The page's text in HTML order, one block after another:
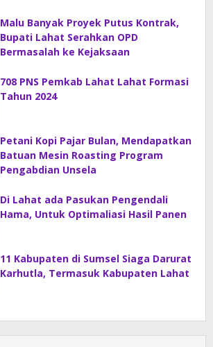
Malu Banyak Proyek Putus Kontrak,
Bupati Lahat Serahkan OPD
Bermasalah ke Kejaksaan
708 PNS Pemkab Lahat Lahat Formasi
Tahun 2024
Petani Kopi Pajar Bulan, Mendapatkan
Batuan Mesin Roasting Program
Pengabdian Unsela
Di Lahat ada Pasukan Pengendali
Hama, Untuk Optimaliasi Hasil Panen
11 Kabupaten di Sumsel Siaga Darurat
Karhutla, Termasuk Kabupaten Lahat